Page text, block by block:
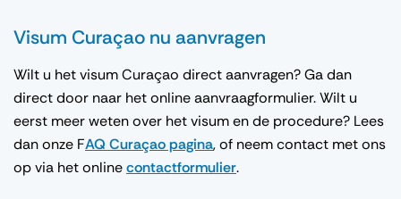
Visum Curaçao nu aanvragen
Wilt u het visum Curaçao direct aanvragen? Ga dan
direct door naar het online aanvraagformulier. Wilt u
eerst meer weten over het visum en de procedure? Lees
dan onze FAQ Curaçao pagina, of neem contact met ons
op via het onlinecontactformulier.